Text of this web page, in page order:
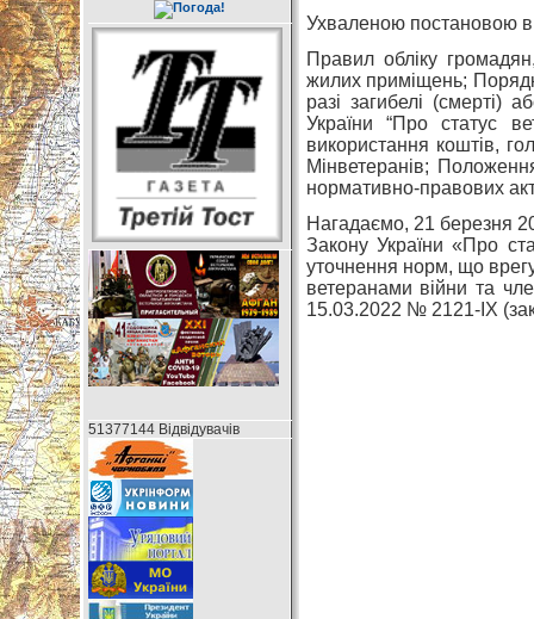
51377144 Відвідувачів
Ухваленою постановою
Правил обліку
жилих приміщень;
разі загибелі (смерті)
України “Про статус
використання коштів,
Мінветеранів;
нормативно-правових
Нагадаємо, 21 березня
Закону України «Про
уточнення норм, що
ветеранами війни та
15.03.2022 № 2121-IX